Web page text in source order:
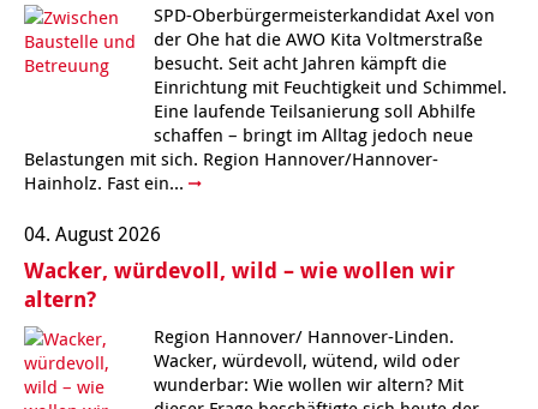
Familienzentrum
Kindertagesstätte Petermannstraße /
Familienzentrum
Kindertagesstätte Pfarrlandplatz
Kindertagesstätte Rosenbergstraße
Krippe Schleswiger Straße
Kindertagesstätte Sylter Weg
Familienzentrum
Kindertagesstätte Klaus-Müller-Kilian-Weg /
“Mäuseburg” / Familienzentrum
Kindertagesstätte König-Ludwig-Straße
Kindertagesstätte Langes Feld “Deisterspatzen”
Kindertagesstätte Levester Straße
Familienzentrum
Kindertagesstätte Mühenkamp / Familienzentrum
SPD-Oberbürgermeisterkandidat Axel von
der Ohe hat die AWO Kita Voltmerstraße
besucht. Seit acht Jahren kämpft die
Einrichtung mit Feuchtigkeit und Schimmel.
Eine laufende Teilsanierung soll Abhilfe
schaffen – bringt im Alltag jedoch neue
Belastungen mit sich. Region Hannover/Hannover-
Hainholz. Fast ein...
04. August 2026
Wacker, würdevoll, wild – wie wollen wir
altern?
Region Hannover/ Hannover-Linden.
Wacker, würdevoll, wütend, wild oder
wunderbar: Wie wollen wir altern? Mit